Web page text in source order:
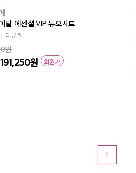
탈 에센셜 VIP 듀오세트
리뷰5
원
191,250원 회원가
1